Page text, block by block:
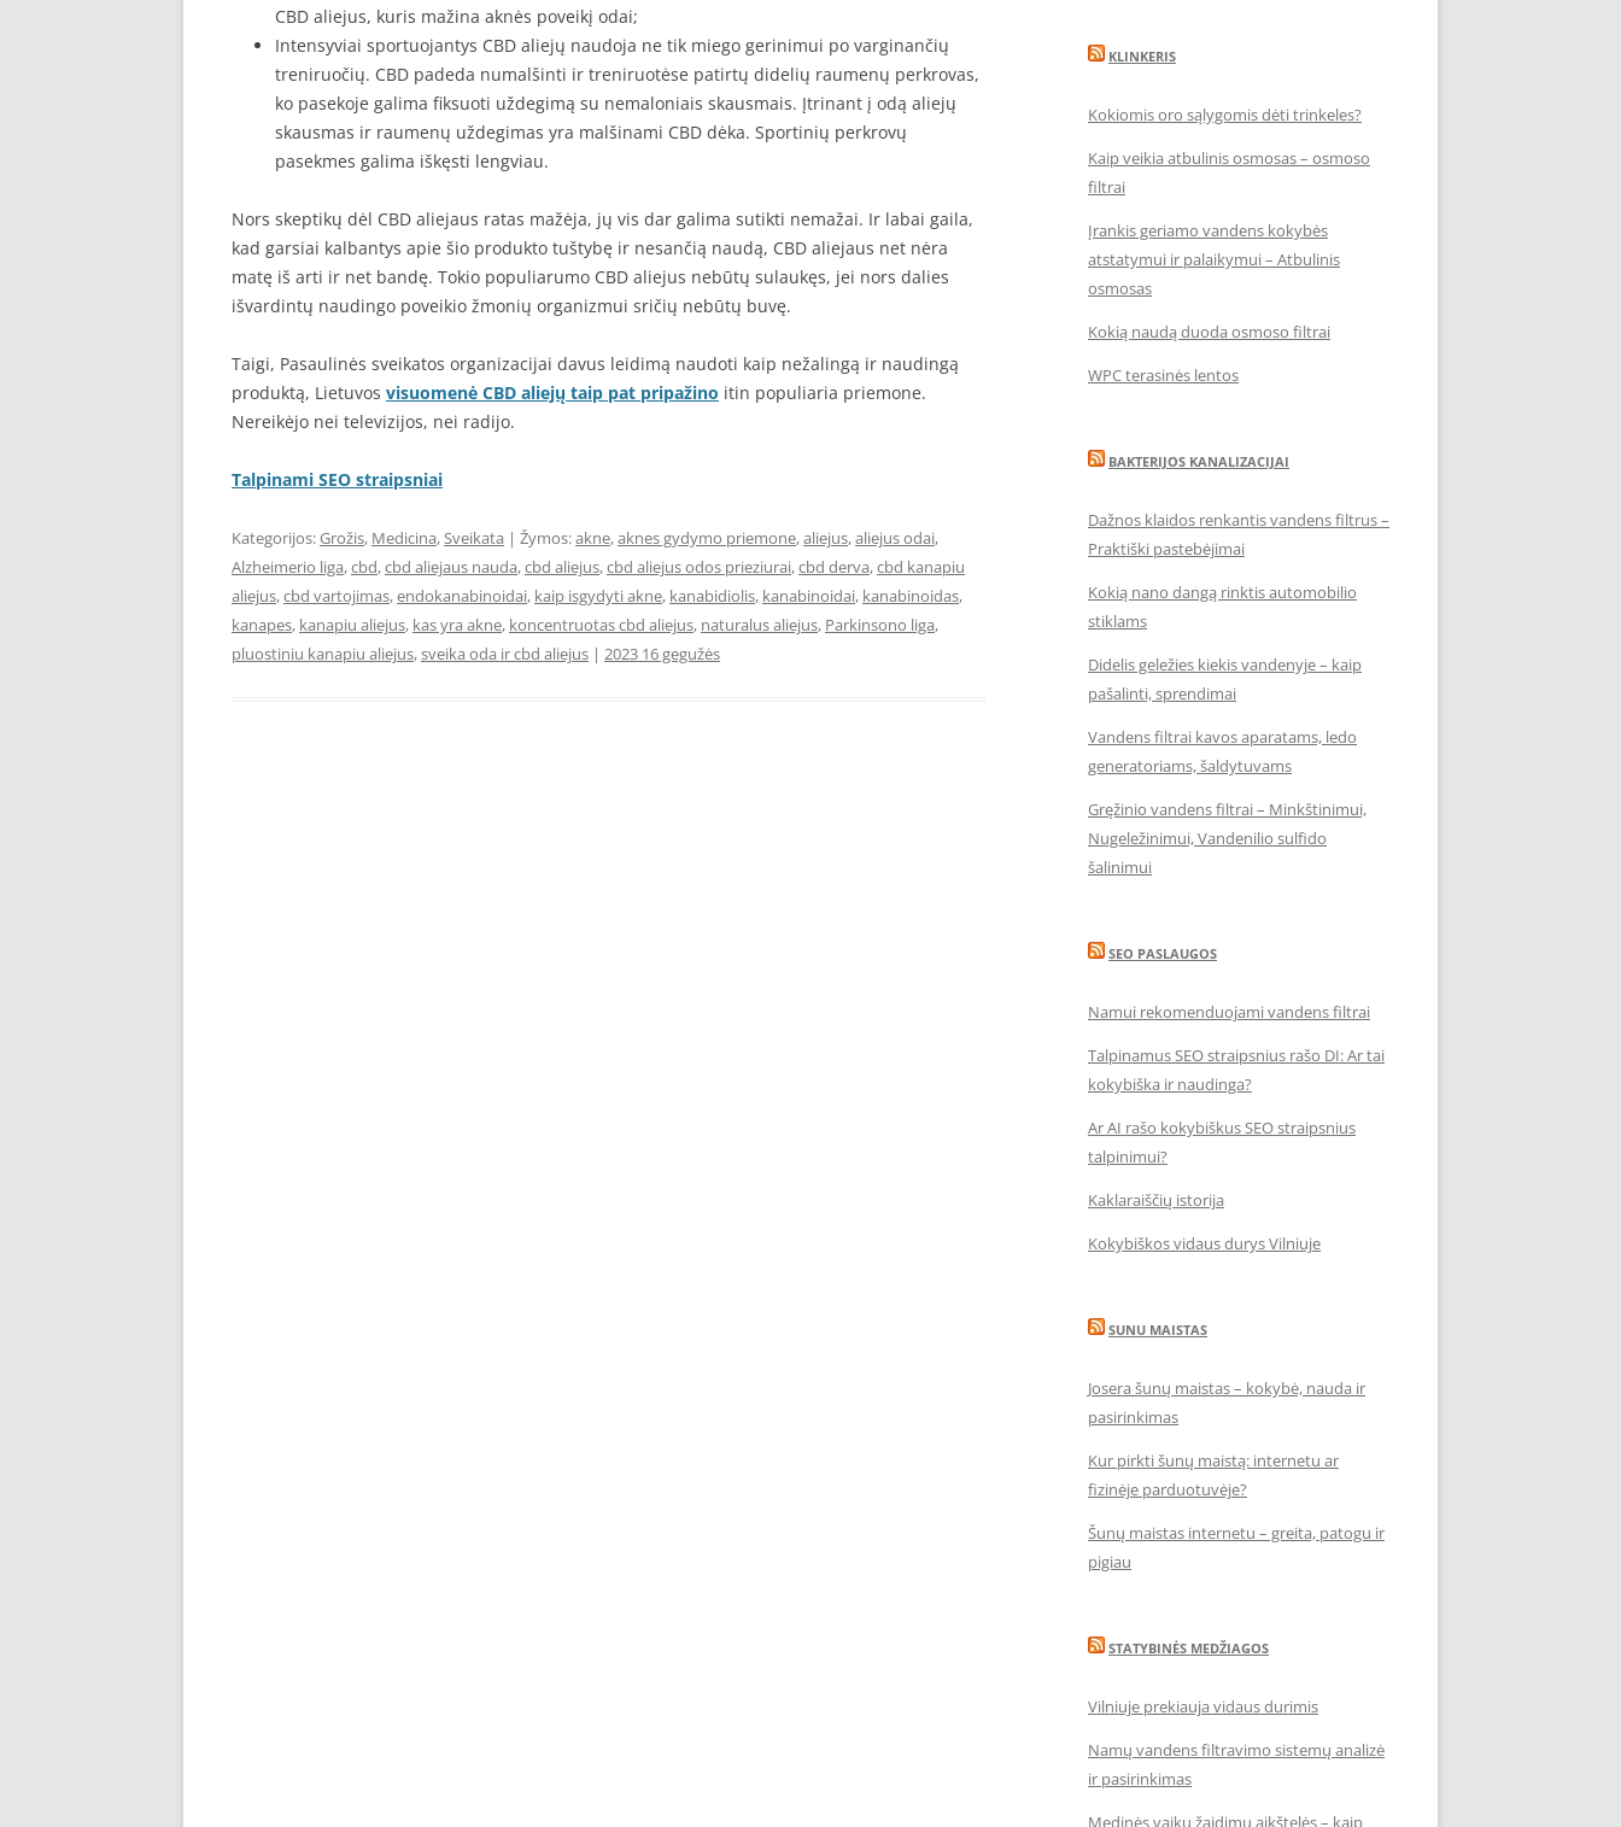
CBD aliejus, kuris mažina aknės poveikį odai;
Intensyviai sportuojantys CBD aliejų naudoja ne tik miego gerinimui po varginančių
treniruočių. CBD padeda numalšinti ir treniruotėse patirtų didelių raumenų perkrovas,
ko pasekoje galima fiksuoti uždegimą su nemaloniais skausmais. Įtrinant į odą aliejų
skausmas ir raumenų uždegimas yra malšinami CBD dėka. Sportinių perkrovų
pasekmes galima iškęsti lengviau.
Nors skeptikų dėl CBD aliejaus ratas mažėja, jų vis dar galima sutikti nemažai. Ir labai gaila,
kad garsiai kalbantys apie šio produkto tuštybę ir nesančią naudą, CBD aliejaus net nėra
matę iš arti ir net bandę. Tokio populiarumo CBD aliejus nebūtų sulaukęs, jei nors dalies
išvardintų naudingo poveikio žmonių organizmui sričių nebūtų buvę.
Taigi, Pasaulinės sveikatos organizacijai davus leidimą naudoti kaip nežalingą ir naudingą
produktą, Lietuvos visuomenė CBD aliejų taip pat pripažino itin populiaria priemone.
Nereikėjo nei televizijos, nei radijo.
Talpinami SEO straipsniai
Kategorijos:Grožis, Medicina,Sveikata | Žymos:akne,aknes gydymo priemone,aliejus,aliejus odai,
Alzheimerio liga,cbd,cbd aliejaus nauda,cbd aliejus,cbd aliejus odos prieziurai,cbd derva,cbd kanapiu
aliejus,cbd vartojimas,endokanabinoidai, kaip isgydyti akne, kanabidiolis, kanabinoidai, kanabinoidas,
kanapes, kanapiu aliejus, kas yra akne, koncentruotas cbd aliejus, naturalus aliejus, Parkinsono liga,
pluostiniu kanapiu aliejus,sveika oda ir cbd aliejus | 2023 16 gegužės
KLINKERIS
Kokiomis oro sąlygomis dėti trinkeles?
Kaip veikia atbulinis osmosas – osmoso
filtrai
Įrankis geriamo vandens kokybės
atstatymui ir palaikymui – Atbulinis
osmosas
Kokią naudą duoda osmoso filtrai
WPC terasinės lentos
BAKTERIJOS KANALIZACIJAI
Dažnos klaidos renkantis vandens filtrus –
Praktiški pastebėjimai
Kokią nano dangą rinktis automobilio
stiklams
Didelis geležies kiekis vandenyje – kaip
pašalinti, sprendimai
Vandens filtrai kavos aparatams, ledo
generatoriams, šaldytuvams
Gręžinio vandens filtrai – Minkštinimui,
Nugeležinimui, Vandenilio sulfido
šalinimui
SEO PASLAUGOS
Namui rekomenduojami vandens filtrai
Talpinamus SEO straipsnius rašo DI: Ar tai
kokybiška ir naudinga?
Ar AI rašo kokybiškus SEO straipsnius
talpinimui?
Kaklaraiščių istorija
Kokybiškos vidaus durys Vilniuje
SUNU MAISTAS
Josera šunų maistas – kokybė, nauda ir
pasirinkimas
Kur pirkti šunų maistą: internetu ar
fizinėje parduotuvėje?
Šunų maistas internetu – greita, patogu ir
pigiau
STATYBINĖS MEDŽIAGOS
Vilniuje prekiauja vidaus durimis
Namų vandens filtravimo sistemų analizė
ir pasirinkimas
Medinės vaikų žaidimų aikštelės – kaip